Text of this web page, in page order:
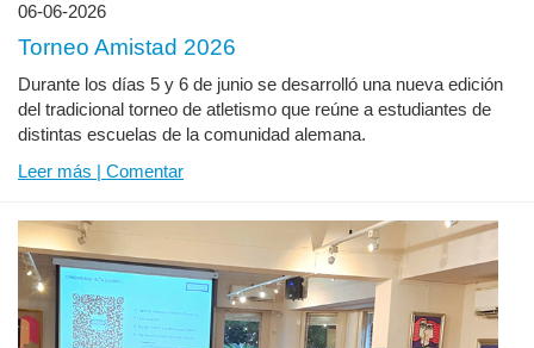
06-06-2026
Torneo Amistad 2026
Durante los días 5 y 6 de junio se desarrolló una nueva edición
del tradicional torneo de atletismo que reúne a estudiantes de
distintas escuelas de la comunidad alemana.
Leer más | Comentar